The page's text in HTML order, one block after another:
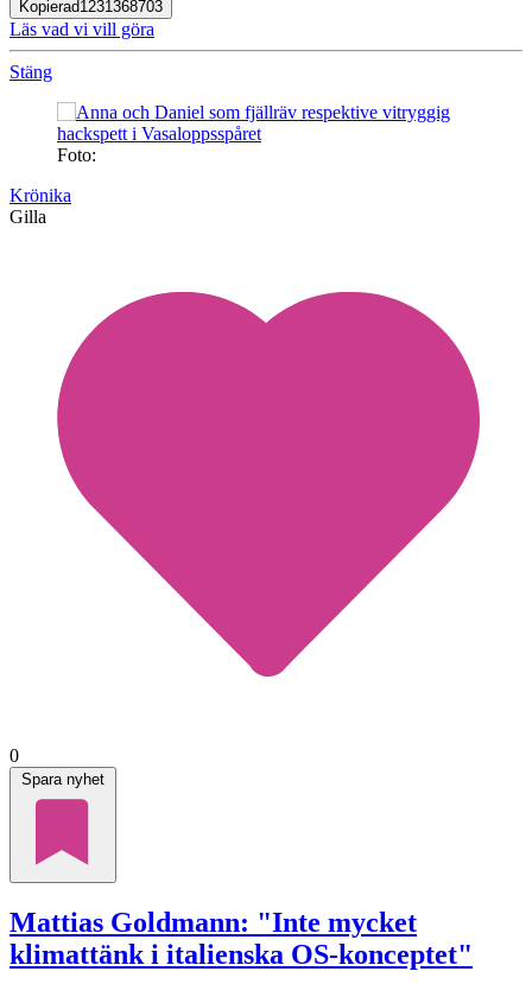
Kopierad1231368703
Läs vad vi vill göra
Stäng
Foto:
Krönika
Gilla
0
Spara nyhet
Mattias Goldmann: "Inte mycket
klimattänk i italienska OS-konceptet"